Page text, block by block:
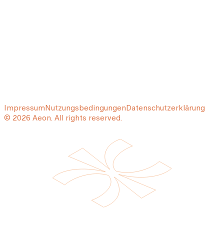
ImpressumNutzungsbedingungenDatenschutzerklärung
© 2026 Aeon. All rights reserved.